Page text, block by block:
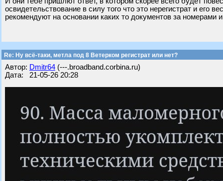
освидетельствование в силу того что это нерегистрат и его
рекомендуют на основании каких то документов за номерами
Re: Ну всё-таки, метла под 8 Ветерком регистрат или нет?
Автор: Dmitr64 (---.broadband.corbina.ru)
Дата: 21-05-26 20:28